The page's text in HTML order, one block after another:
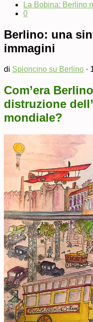
La Bobina: Berlino
0
Berlino: una
immagini
di Spioncino su Berlino ·
Com’era
distruzione
mondiale?